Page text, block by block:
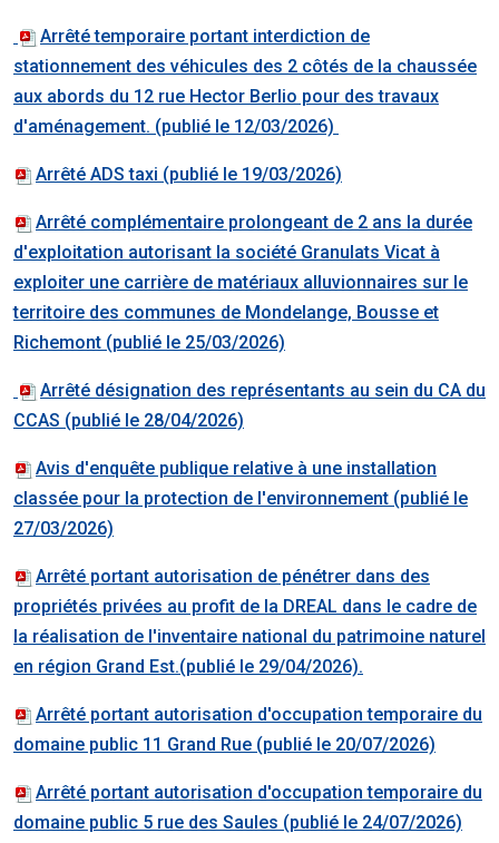
Arrêté temporaire portant interdiction de
stationnement des véhicules des 2 côtés de la chaussée
aux abords du 12 rue Hector Berlio pour des travaux
d'aménagement. (publié le 12/03/2026)
Arrêté ADS taxi (publié le 19/03/2026)
Arrêté complémentaire prolongeant de 2 ans la durée
d'exploitation autorisant la société Granulats Vicat à
exploiter une carrière de matériaux alluvionnaires sur le
territoire des communes de Mondelange, Bousse et
Richemont (publié le 25/03/2026)
Arrêté désignation des représentants au sein du CA du
CCAS (publié le 28/04/2026)
Avis d'enquête publique relative à une installation
classée pour la protection de l'environnement (publié le
27/03/2026)
Arrêté portant autorisation de pénétrer dans des
propriétés privées au profit de la DREAL dans le cadre de
la réalisation de l'inventaire national du patrimoine naturel
en région Grand Est.(publié le 29/04/2026).
Arrêté portant autorisation d'occupation temporaire du
domaine public 11 Grand Rue (publié le 20/07/2026)
Arrêté portant autorisation d'occupation temporaire du
domaine public 5 rue des Saules (publié le 24/07/2026)